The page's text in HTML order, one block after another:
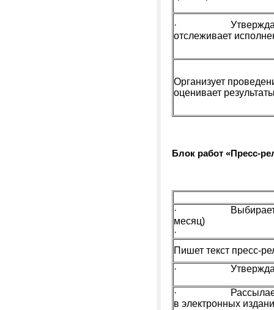
· Утверждает
отслеживает
Организует
оценивает
Блок работ «Пресс-
· Выбирает
месяц)
·
Пишет текст пресс-
· Утверждает
· Рассылает
в электронных